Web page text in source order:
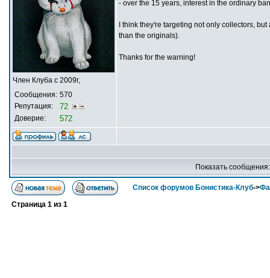
Член Клуба с 2009г,
Сообщения: 570
Репутация:
72
Доверие: 572
- over the 15 years, interest in the ordinary
I think they're targeting not only collectors,
than the originals).
Thanks for the warning!
Показать
Список форумов Бонистика-Клуб->
Страница 1 из 1